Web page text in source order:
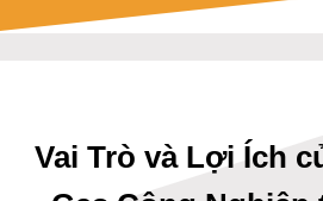
Vai Trò và Lợi Ích